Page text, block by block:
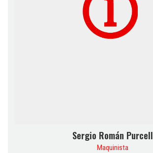
Sergio Román Purcell
Maquinista